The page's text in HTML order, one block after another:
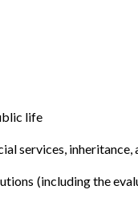
life
services, inheritance,
(including the